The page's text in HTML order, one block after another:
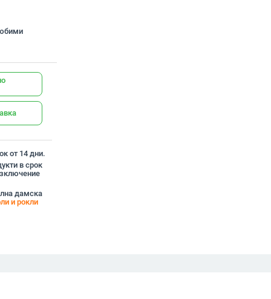
от 14 дни.
в срок
дамска
и рокли